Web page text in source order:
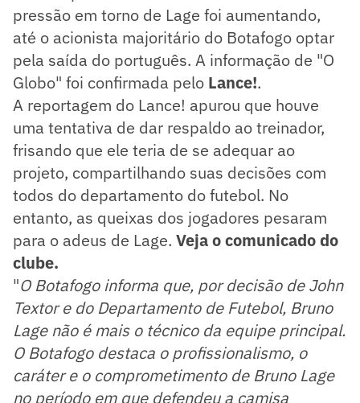
pressão em torno de Lage foi aumentando,
até o acionista majoritário do Botafogo optar
pela saída do português. A informação de "O
Globo" foi confirmada pelo Lance!.
A reportagem do Lance! apurou que houve
uma tentativa de dar respaldo ao treinador,
frisando que ele teria de se adequar ao
projeto, compartilhando suas decisões com
todos do departamento do futebol. No
entanto, as queixas dos jogadores pesaram
para o adeus de Lage. Veja o comunicado do
clube.
"O Botafogo informa que, por decisão de John
Textor e do Departamento de Futebol, Bruno
Lage não é mais o técnico da equipe principal.
O Botafogo destaca o profissionalismo, o
caráter e o comprometimento de Bruno Lage
no período em que defendeu a camisa